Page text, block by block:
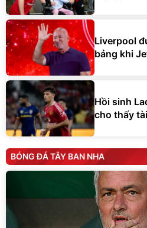
Liverpool
bảng khi
Hồi sinh
cho thấy
BÓNG ĐÁ TÂY BAN NHA